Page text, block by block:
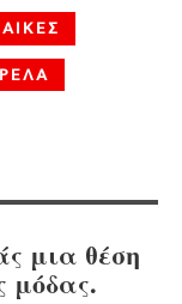
μια θέση
μόδας.